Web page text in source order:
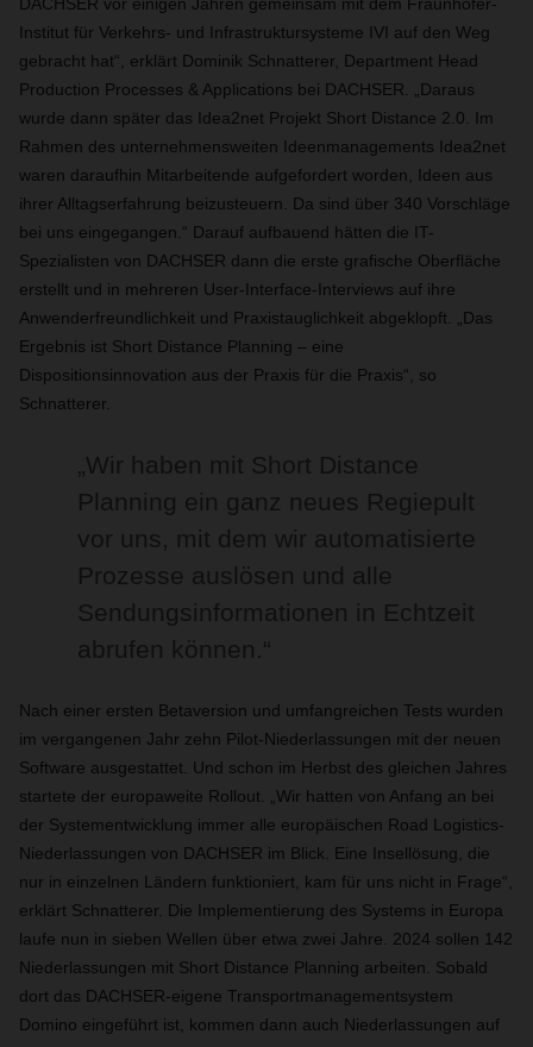
Institut für Verkehrs- und Infrastruktursysteme IVI auf den Weg
gebracht hat“, erklärt Dominik Schnatterer, Department Head
Production Processes & Applications bei DACHSER. „Daraus
wurde dann später das Idea2net Projekt Short Distance 2.0. Im
Rahmen des unternehmensweiten Ideenmanagements Idea2net
waren daraufhin Mitarbeitende aufgefordert worden, Ideen aus
ihrer Alltagserfahrung beizusteuern. Da sind über 340 Vorschläge
bei uns eingegangen.“ Darauf aufbauend hätten die IT-
Spezialisten von DACHSER dann die erste grafische Oberfläche
erstellt und in mehreren User-Interface-Interviews auf ihre
Anwenderfreundlichkeit und Praxistauglichkeit abgeklopft. „Das
Ergebnis ist Short Distance Planning – eine
Dispositionsinnovation aus der Praxis für die Praxis“, so
Schnatterer.
„Wir haben mit Short Distance
Planning ein ganz neues Regiepult
vor uns, mit dem wir automatisierte
Prozesse auslösen und alle
Sendungsinformationen in Echtzeit
abrufen können.“
Nach einer ersten Betaversion und umfangreichen Tests wurden
im vergangenen Jahr zehn Pilot-Niederlassungen mit der neuen
Software ausgestattet. Und schon im Herbst des gleichen Jahres
startete der europaweite Rollout. „Wir hatten von Anfang an bei
der Systementwicklung immer alle europäischen Road Logistics-
Niederlassungen von DACHSER im Blick. Eine Insellösung, die
nur in einzelnen Ländern funktioniert, kam für uns nicht in Frage“,
erklärt Schnatterer. Die Implementierung des Systems in Europa
laufe nun in sieben Wellen über etwa zwei Jahre. 2024 sollen 142
Niederlassungen mit Short Distance Planning arbeiten. Sobald
dort das DACHSER-eigene Transportmanagementsystem
Domino eingeführt ist, kommen dann auch Niederlassungen auf